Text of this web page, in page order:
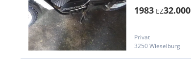
1983 EZ32.000
Privat
3250 Wieselburg